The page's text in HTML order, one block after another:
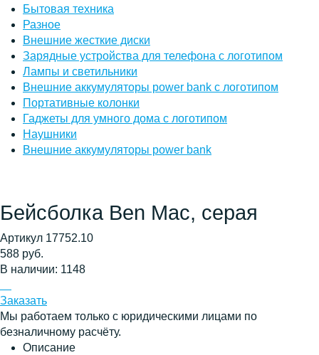
Бытовая техника
Разное
Внешние жесткие диски
Зарядные устройства для телефона с логотипом
Лампы и светильники
Внешние аккумуляторы power bank с логотипом
Портативные колонки
Гаджеты для умного дома с логотипом
Наушники
Внешние аккумуляторы power bank
Бейсболка Ben Mac, серая
Артикул 17752.10
588 руб.
В наличии: 1148
Заказать
Мы работаем только с юридическими лицами по
безналичному расчёту.
Описание